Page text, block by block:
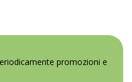
promozioni e